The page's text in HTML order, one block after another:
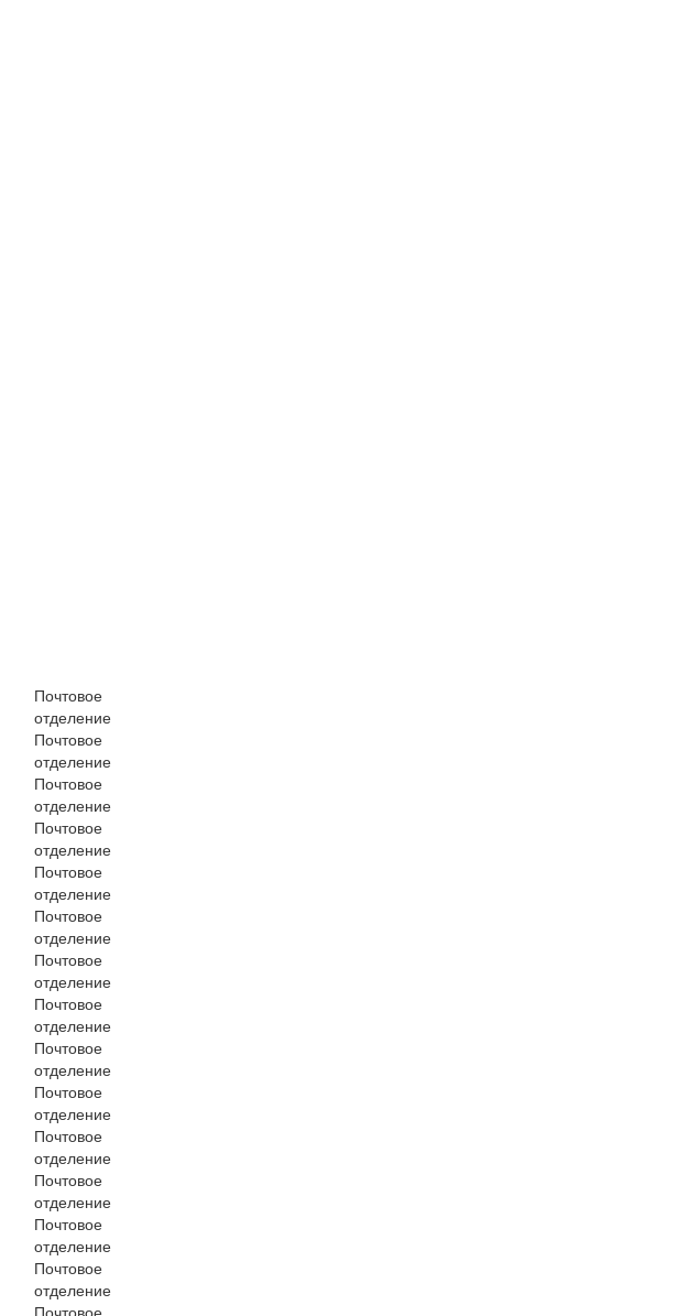
Почтовое
отделение
Почтовое
отделение
Почтовое
отделение
Почтовое
отделение
Почтовое
отделение
Почтовое
отделение
Почтовое
отделение
Почтовое
отделение
Почтовое
отделение
Почтовое
отделение
Почтовое
отделение
Почтовое
отделение
Почтовое
отделение
Почтовое
отделение
Почтовое